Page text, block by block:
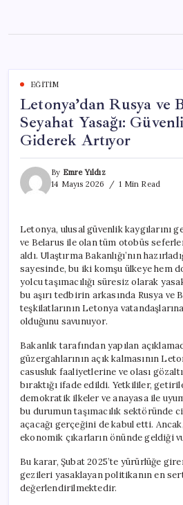
content
EĞITIM
Letonya’dan Rusya ve
Seyahat Yasağı:
Giderek Artıyor
By Emre Yıldız
14 Mayıs 2026
1 Min Read
Letonya, ulusal güvenlik kaygılarını
ve Belarus ile olan tüm otobüs
aldı. Ulaştırma Bakanlığı’nın
sayesinde, bu iki komşu ülkeye hem
yolcu taşımacılığı süresiz olarak
bu aşırı tedbirin arkasında Rusya ve
teşkilatlarının Letonya
olduğunu savunuyor.
Bakanlık tarafından yapılan
güzergahlarının açık kalmasının
casusluk faaliyetlerine ve olası
bıraktığı ifade edildi. Yetkililer,
demokratik ilkeler ve anayasa ile
bu durumun taşımacılık sektöründe
açacağı gerçeğini de kabul etti.
ekonomik çıkarların önünde geldiği
Bu karar, Şubat 2025’te yürürlüğe
gezileri yasaklayan politikanın en
değerlendirilmektedir.